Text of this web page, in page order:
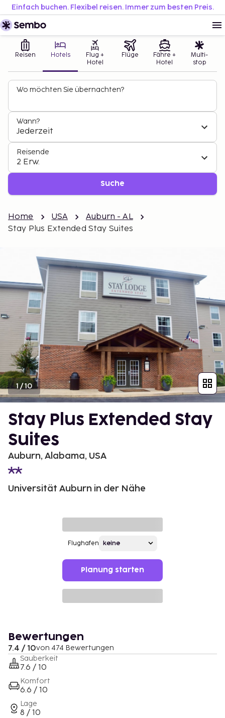
Einfach buchen. Flexibel reisen. Immer zum besten Preis.
Reisen Hotels
Flug +
Hotel
Flüge
Fähre +
Hotel
Multi-
stop
Wo möchten Sie übernachten?
Wann?
Jederzeit
Reisende
2 Erw.
Suche
Home USA
Auburn - AL
Stay Plus Extended Stay Suites
1/10
Stay Plus Extended Stay
Suites
Auburn, Alabama, USA
Universität Auburn in der Nähe
Flughafen
Planung starten
Bewertungen
7.4 / 10von 474 Bewertungen
Sauberkeit
7.6 / 10
Komfort
6.6 / 10
Lage
8 / 10